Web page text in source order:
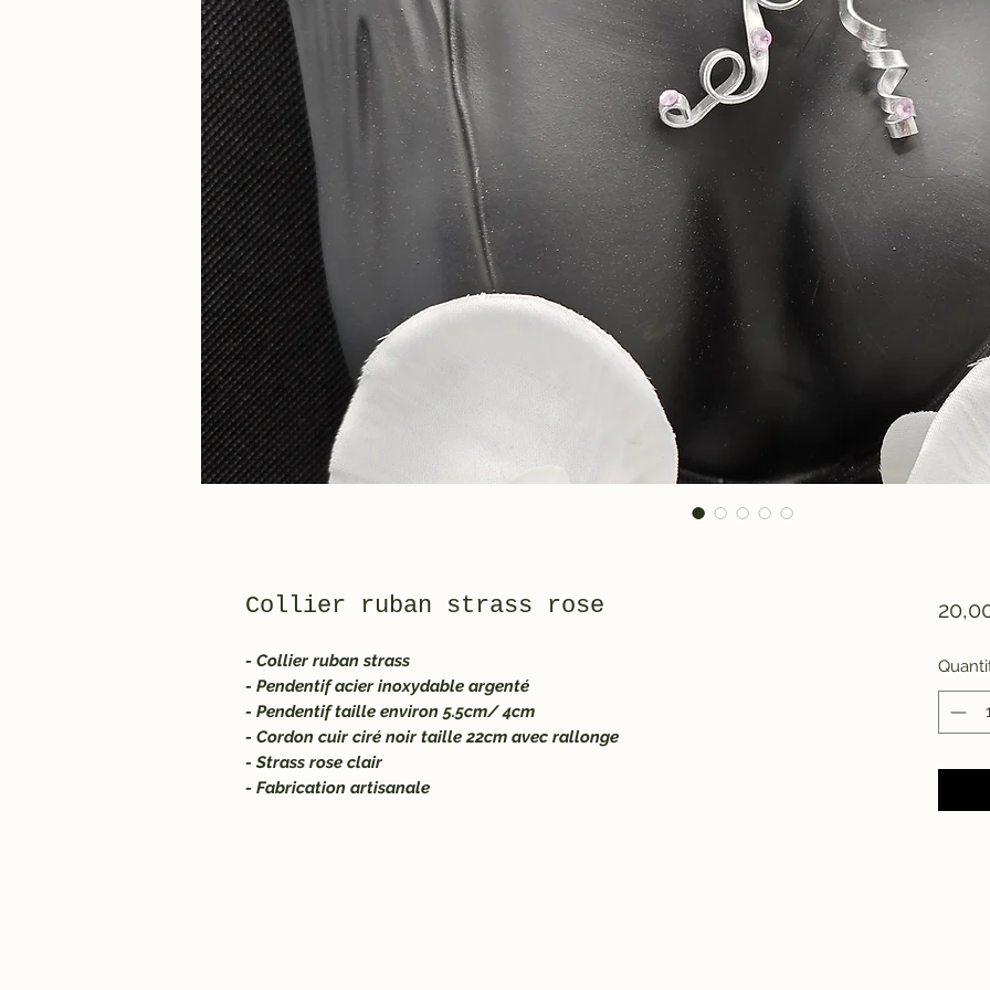
Collier ruban strass rose
- Collier ruban strass
- Pendentif acier inoxydable argenté
- Pendentif taille environ 5.5cm/ 4cm
- Cordon cuir ciré noir taille 22cm avec rallonge
- Strass rose clair
- Fabrication artisanale